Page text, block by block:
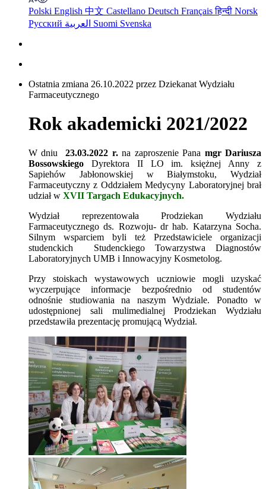
Polski English 中文 Castellano Deutsch Françaisहिन्दी Norsk
Русский
Suomi Svenska
Ostatnia zmiana 26.10.2022 przez Dziekanat Wydziału
Farmaceutycznego
Rok akademicki 2021/2022
W dniu23.03.2022 r.na zaproszenie Pana mgr Dariusza
Bossowskiego Dyrektora II LO im. księżnej Anny z
Sapiehów Jabłonowskiej w Białymstoku, Wydział
Farmaceutyczny z Oddziałem Medycyny Laboratoryjnej brał
udział w XVII Targach Edukacyjnych.
Wydział reprezentowała Prodziekan Wydziału
Farmaceutycznego ds. Rozwoju- dr hab. Katarzyna Socha.
Silnym wsparciem byli też Przedstawiciele organizacji
studenckich Studenckiego Towarzystwa Diagnostów
Laboratoryjnych UMB i Innowacyjny Kosmetolog.
Przy stoiskach wystawowych uczniowie mogli uzyskać
wyczerpujące informacje bezpośrednio od studentów
odnośnie studiowania na naszym Wydziale. Ponadto w
udostępnionej sali mulimedialnej Prodziekan Wydziału
przedstawiła prezentację promującą Wydział.